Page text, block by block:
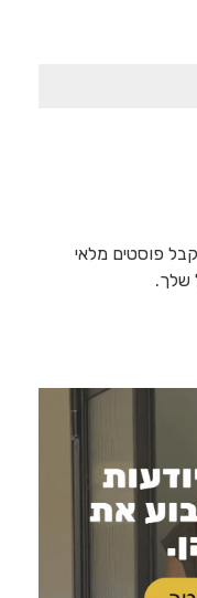
פוסטים מלאי
שלך.